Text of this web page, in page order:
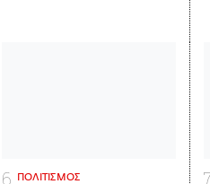
ΠΟΛΙΤΙΣΜΟΣ